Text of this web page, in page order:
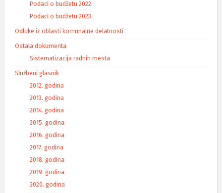
Podaci o budžetu 2022.
Podaci o budžetu 2023.
Odluke iz oblasti komunalne delatnosti
Ostala dokumenta
Sistematizacija radnih mesta
Službeni glasnik
2012. godina
2013. godina
2014. godina
2015. godina
2016. godina
2017. godina
2018. godina
2019. godina
2020. godina